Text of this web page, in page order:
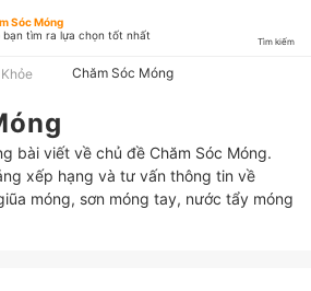
Sóc Móng
bạn tìm ra lựa chọn tốt nhất
Tìm kiếm
Chăm Sóc Móng
bài viết về chủ đề Chăm Sóc Móng.
xếp hạng và tư vấn thông tin về
móng, sơn móng tay, nước tẩy móng